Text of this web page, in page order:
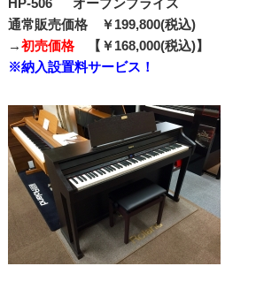
HP-506 オープンプライス
通常販売価格 ￥199,800(税込)
→初売価格
【￥168,000(税込)】
※納入設置料サービス！